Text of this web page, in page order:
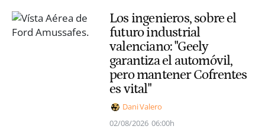
Los ingenieros, sobre el
futuro industrial
valenciano: "Geely
garantiza el automóvil,
pero mantener Cofrentes
es vital"
Dani Valero
02/08/2026 06:00h